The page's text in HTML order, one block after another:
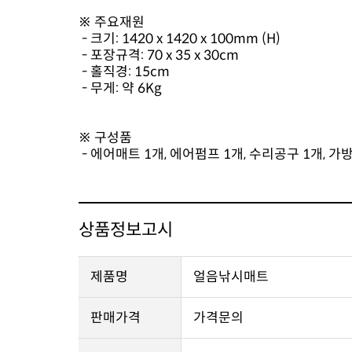
※ 주요재원
- 크기: 1420 x 1420 x 100mm (H)
- 포장규격: 70 x 35 x 30cm
- 홀직경: 15cm
- 무게: 약 6Kg
※ 구성품
- 에어매트 1개, 에어펌프 1개, 수리공구 1개, 가
상품정보고시
제품명 얼음낚시매트
판매가격 가격문의